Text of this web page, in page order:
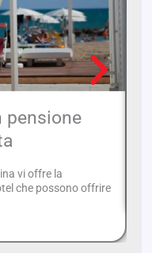
pensione
vi offre la
che possono offrire